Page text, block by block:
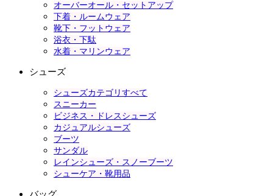
オーバーオール・セットアップ
下着・ルームウェア
靴下・フットウェア
浴衣・下駄
水着・マリンウェア
シューズ
シューズカテゴリすべて
スニーカー
ビジネス・ドレスシューズ
カジュアルシューズ
ブーツ
サンダル
レインシューズ・スノーブーツ
シューケア・靴用品